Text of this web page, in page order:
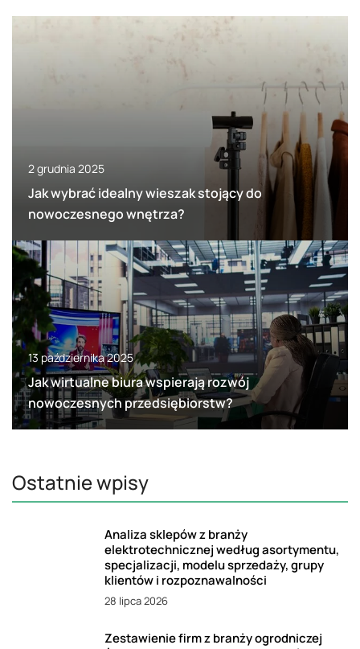
2 grudnia 2025
Jak wybrać idealny wieszak stojący do
nowoczesnego wnętrza?
13 października 2025
Jak wirtualne biura wspierają rozwój
nowoczesnych przedsiębiorstw?
Ostatnie wpisy
Analiza sklepów z branży
elektrotechnicznej według asortymentu,
specjalizacji, modelu sprzedaży, grupy
klientów i rozpoznawalności
28 lipca 2026
Zestawienie firm z branży ogrodniczej